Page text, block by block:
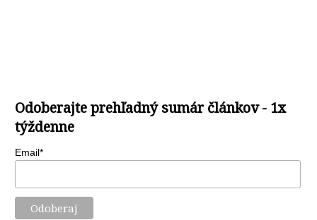
Odoberajte prehľadný sumár článkov - 1x
týždenne
Email*